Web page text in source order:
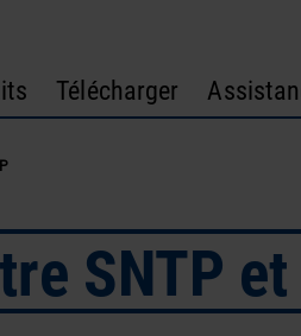
Télécharger
SNTP et